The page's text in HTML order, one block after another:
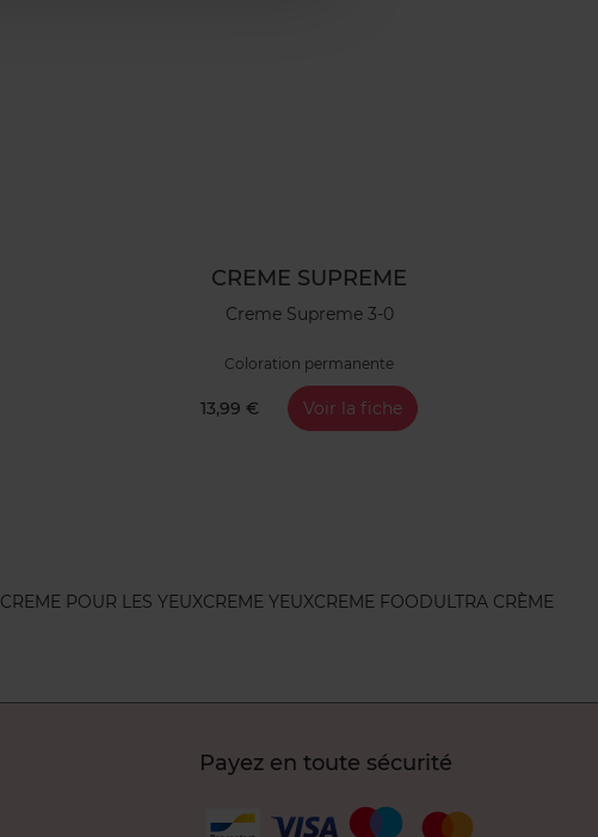
CREME SUPREME
Creme Supreme 3-0
Coloration permanente
13,99 € Voir la fiche
CREME POUR LES YEUXCREME YEUXCREME FOODULTRA CRÈME
Payez en toute sécurité